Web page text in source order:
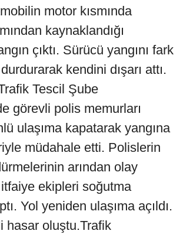
motor kısmında
kaynaklandığı
çıktı. Sürücü yangını fark
kendini dışarı attı.
Tescil Şube
görevli polis memurları
ulaşıma kapatarak yangına
müdahale etti. Polislerin
arından olay
ekipleri soğutma
Yol yeniden ulaşıma açıldı.
hasar oluştu.Trafik